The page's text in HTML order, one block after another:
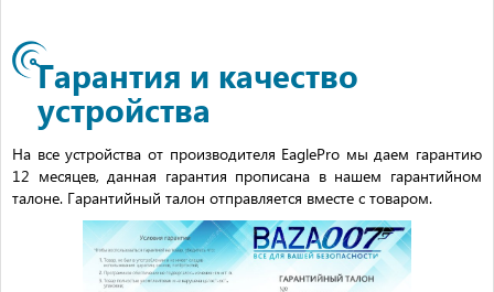
Гарантия и качество
устройства
На все устройства от производителя EaglePro мы даем гарантию
12 месяцев, данная гарантия прописана в нашем гарантийном
талоне. Гарантийный талон отправляется вместе с товаром.